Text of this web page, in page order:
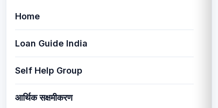
Home
Loan Guide India
Self Help Group
आर्थिक सक्षमीकरण